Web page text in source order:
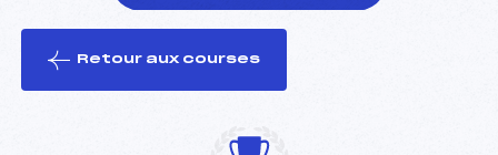
le ski
Retour aux courses